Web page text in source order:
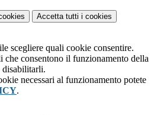
Accetta tutti i cookies
scegliere quali cookie consentire.
che consentono il funzionamento della
disabilitarli.
necessari al funzionamento potete
.